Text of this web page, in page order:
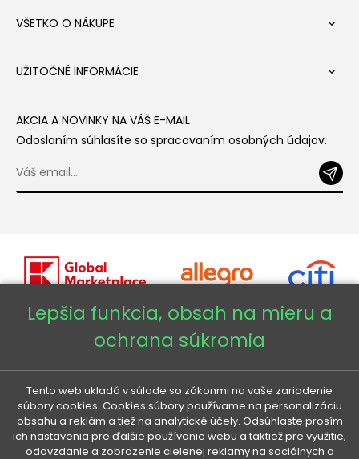
VŠETKO O NÁKUPE 
UŽITOČNÉ INFORMÁCIE 
AKCIA A NOVINKY NA VÁŠ E-MAIL
Odoslaním súhlasíte so spracovaním osobných údajov.
Copyright © 2026 - Veneti™
Veneti SK
Veneti CZ
Lepšia funkcia, obsah na mieru a
ochrana súkromia
Tento web ukladá v súlade so zákonmi na vaše zariadenie
súbory cookies. Cookies súbory používame na personalizáciu
obsahu a reklám a tiež na analytické účely. Odsúhlaste prosím
ich nastavenia pre ďalšie používanie webu a taktiež pre využitie,
odovzdanie a zobrazenie cielenej reklamy na sociálnych a